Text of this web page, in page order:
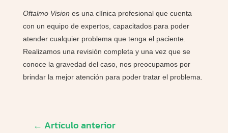
Oftalmo Vision es una clínica profesional que cuenta
con un equipo de expertos, capacitados para poder
atender cualquier problema que tenga el paciente.
Realizamos una revisión completa y una vez que se
conoce la gravedad del caso, nos preocupamos por
brindar la mejor atención para poder tratar el problema.
← Artículo anterior